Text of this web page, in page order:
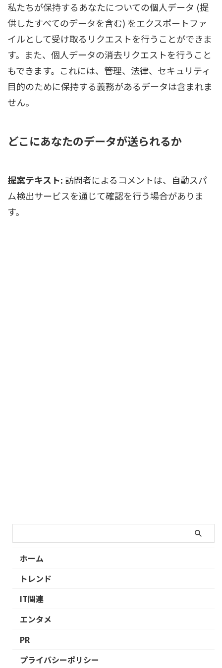
私たちが保持するあなたについての個人データ (提
供したすべてのデータを含む) をエクスポートファ
イルとして受け取るリクエストを行うことができま
す。また、個人データの消去リクエストを行うこと
もできます。これには、管理、法律、セキュリティ
目的のために保持する義務があるデータは含まれま
せん。
どこにあなたのデータが送られるか
提案テキスト: 訪問者によるコメントは、自動スパ
ム検出サービスを通じて確認を行う場合がありま
す。
ホーム
トレンド
IT関連
エンタメ
PR
プライバシーポリシー